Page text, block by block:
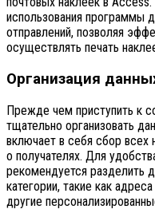
использования программы
отправлений, позволяя
осуществлять печать
Организация
Прежде чем приступить к
тщательно организовать
включает в себя сбор
о получателях. Для
рекомендуется разделить
категории, такие как
другие